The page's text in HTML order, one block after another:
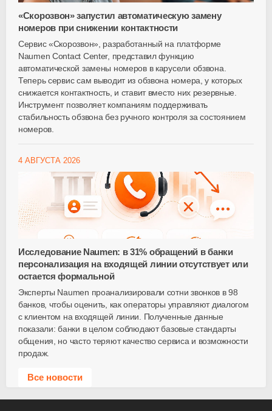
«Скорозвон» запустил автоматическую замену
номеров при снижении контактности
Сервис «Скорозвон», разработанный на платформе
Naumen Contact Center, представил функцию
автоматической замены номеров в карусели обзвона.
Теперь сервис сам выводит из обзвона номера, у которых
снижается контактность, и ставит вместо них резервные.
Инструмент позволяет компаниям поддерживать
стабильность обзвона без ручного контроля за состоянием
номеров.
4 АВГУСТА 2026
Исследование Naumen: в 31% обращений в банки
персонализация на входящей линии отсутствует или
остается формальной
Эксперты Naumen проанализировали сотни звонков в 98
банков, чтобы оценить, как операторы управляют диалогом
с клиентом на входящей линии. Полученные данные
показали: банки в целом соблюдают базовые стандарты
общения, но часто теряют качество сервиса и возможности
продаж.
Все новости